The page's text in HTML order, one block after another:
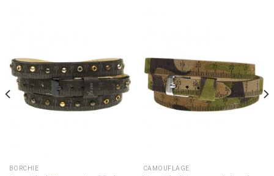
BORCHIE CAMOUFLAGE